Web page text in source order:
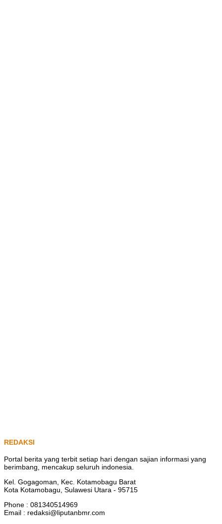
REDAKSI
Portal berita yang terbit setiap hari dengan sajian informasi yang
berimbang, mencakup seluruh indonesia.
Kel. Gogagoman, Kec. Kotamobagu Barat
Kota Kotamobagu, Sulawesi Utara - 95715
Phone : 081340514969
Email : redaksi@liputanbmr.com